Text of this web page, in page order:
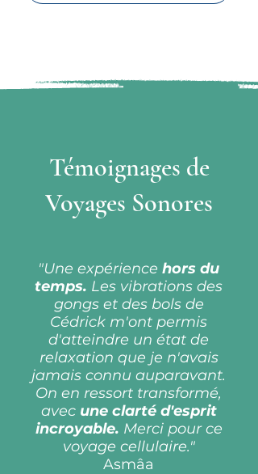
Témoignages de
Voyages Sonores
"Une expérience hors du
temps. Les vibrations des
gongs et des bols de
Cédrick m'ont permis
d'atteindre un état de
relaxation que je n'avais
jamais connu auparavant.
On en ressort transformé,
avec une clarté d'esprit
incroyable. Merci pour ce
voyage cellulaire."
Asmâa